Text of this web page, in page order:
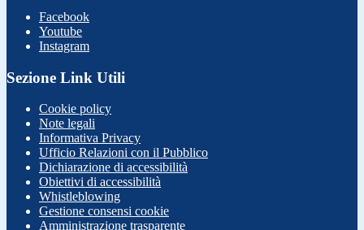
Facebook
Youtube
Instagram
Sezione Link Utili
Cookie policy
Note legali
Informativa Privacy
Ufficio Relazioni con il Pubblico
Dichiarazione di accessibilità
Obiettivi di accessibilità
Whistleblowing
Gestione consensi cookie
Amministrazione trasparente